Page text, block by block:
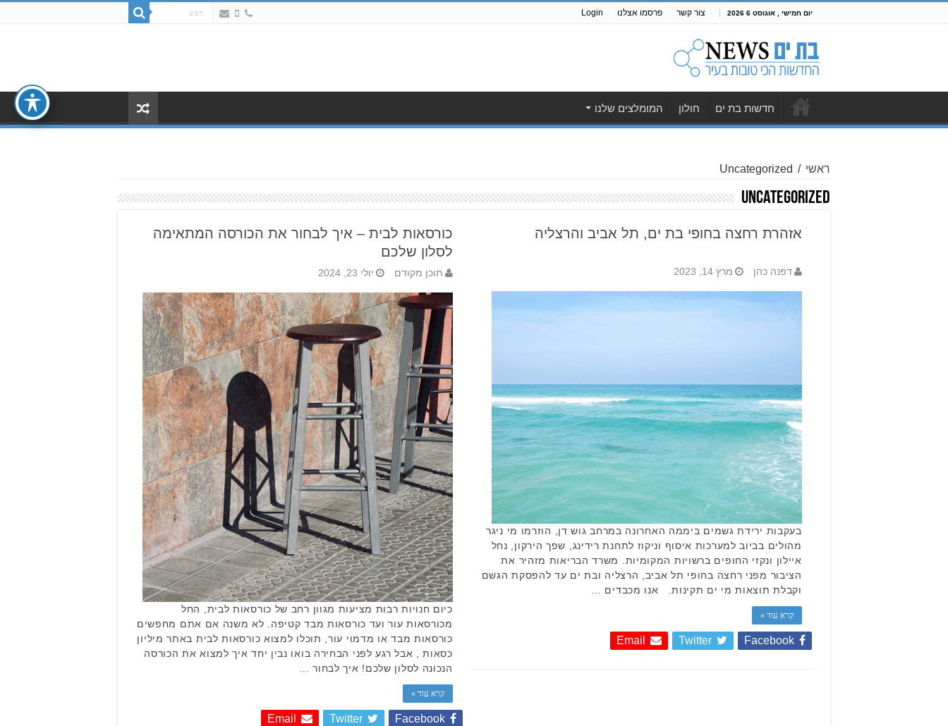
יום חמישי , אוגוסט 6 2026 צור קשר פרסמו אצלנו Login
חדשות בת ים חולון המומלצים שלנו
ראשי /
Uncategorized
Uncategorized
כורסאות לבית – איך לבחור את הכורסה המתאימה
לסלון שלכם
תוכן מקודם יולי 23, 2024
כיום חנויות רבות מציעות מגוון רחב של כורסאות לבית, החל
מכורסאות עור ועד כורסאות מבד קטיפה. לא משנה אם אתם מחפשים
כורסאות מבד או מדמוי עור, תוכלו למצוא כורסאות לבית באתר מיליון
כסאות , אבל רגע לפני הבחירה בואו נבין יחד איך למצוא את הכורסה
הנכונה לסלון שלכם! איך לבחור …
קרא עוד »
Facebook
Twitter
Email
אזהרת רחצה בחופי בת ים, תל אביב והרצליה
דפנה כהן מרץ 14, 2023
בעקבות ירידת גשמים ביממה האחרונה במרחב גוש דן, הוזרמו מי ניגר
מהולים בביוב למערכות איסוף וניקוז לתחנת רידינג, שפך הירקון, נחל
איילון ונקזי החופים ברשויות המקומיות. משרד הבריאות מזהיר את
הציבור מפני רחצה בחופי תל אביב, הרצליה ובת ים עד להפסקת הגשם
וקבלת תוצאות מי ים תקינות. אנו מכבדים …
קרא עוד »
Facebook
Twitter
Email